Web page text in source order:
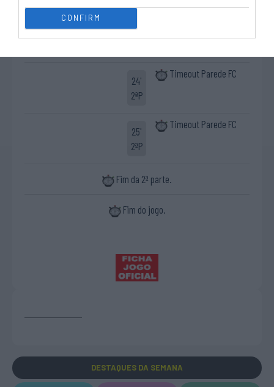
CONFIRM
Timeout A
Académica Coimbra
23'
24'
2ªP
Timeout Parede FC
25'
2ªP
Timeout Parede FC
Fim da 2ª parte.
Fim do jogo.
DESTAQUES DA SEMANA